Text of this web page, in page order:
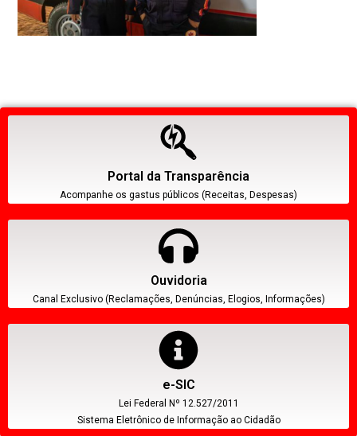
Portal da Transparência
Acompanhe os gastus públicos (Receitas, Despesas)
Ouvidoria
Canal Exclusivo (Reclamações, Denúncias, Elogios, Informações)
e-SIC
Lei Federal Nº 12.527/2011
Sistema Eletrônico de Informação ao Cidadão